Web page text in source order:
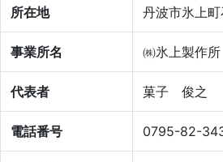
所在地 丹波市氷上
事業所名 ㈱氷上製作所
代表者 菓子 俊之
電話番号 0795-82-